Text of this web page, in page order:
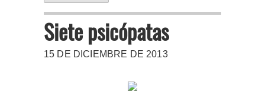
Siete psicópatas
15 DE DICIEMBRE DE 2013